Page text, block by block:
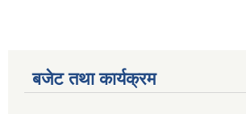
बजेट तथा कार्यक्रम